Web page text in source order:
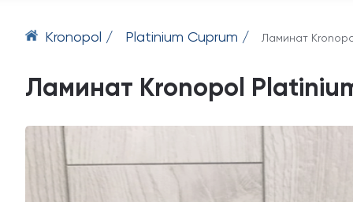
Kronopol / Platinium Cuprum / Ламинат
Ламинат Kronopol